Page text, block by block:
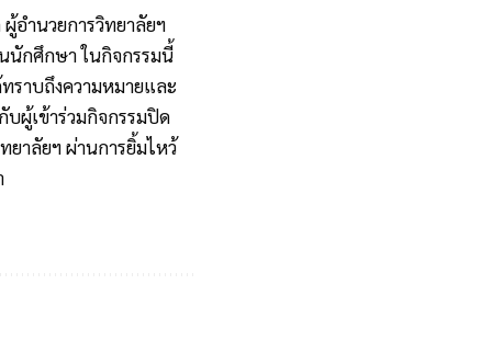
อำนวยการวิทยาลัยฯ
นักศึกษา ในกิจกรรมนี้
ราบถึงความหมายและ
ผู้เข้าร่วมกิจกรรมปิด
ยาลัยฯ ผ่านการยิ้มไหว้